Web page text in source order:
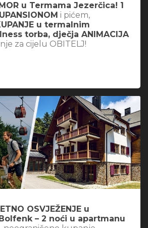
u Termama Jezerčica! 1
i pićem,
u termalnim
torba, dječja ANIMACIJA
za cijelu OBITELJ!
OSVJEŽENJE u
– 2 noći u apartmanu